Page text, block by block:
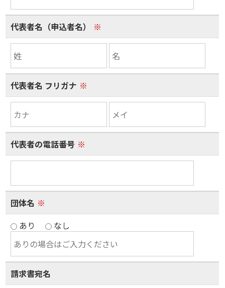
代表者名（申込者名） ※
代表者名 フリガナ ※
代表者の電話番号 ※
団体名 ※
あり
なし
請求書宛名